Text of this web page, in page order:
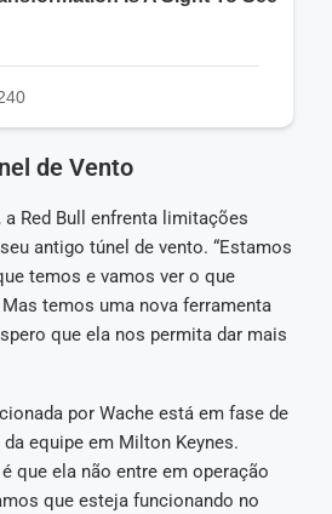
de Vento
Red Bull enfrenta limitações
antigo túnel de vento. “Estamos
temos e vamos ver o que
temos uma nova ferramenta
que ela nos permita dar mais
por Wache está em fase de
equipe em Milton Keynes.
que ela não entre em operação
que esteja funcionando no